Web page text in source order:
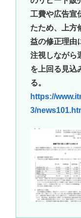
工費や広告宣
たため、上方
益の修正理由
注視しながら
を上回る見込
る。
https://
3/